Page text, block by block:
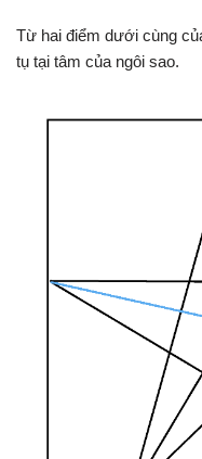
Từ hai điểm dưới cùng
tụ tại tâm của ngôi sao.